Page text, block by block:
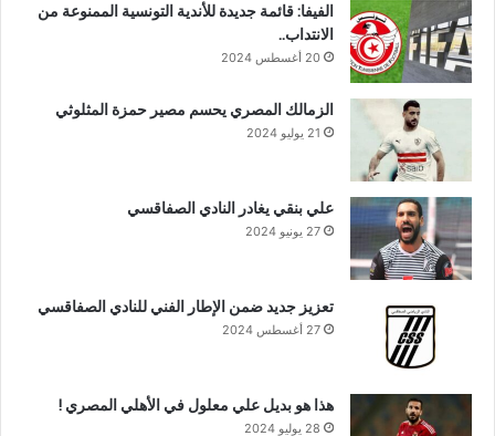
الفيفا: قائمة جديدة للأندية التونسية الممنوعة من
الانتداب..
20 أغسطس 2024
الزمالك المصري يحسم مصير حمزة المثلوثي
21 يوليو 2024
علي بنقي يغادر النادي الصفاقسي
27 يونيو 2024
تعزيز جديد ضمن الإطار الفني للنادي الصفاقسي
27 أغسطس 2024
هذا هو بديل علي معلول في الأهلي المصري !
28 يوليو 2024